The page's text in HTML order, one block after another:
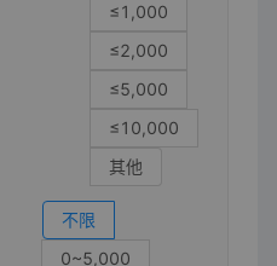
≤1,000
≤2,000
≤5,000
≤10,000
其他
不限
0~5,000